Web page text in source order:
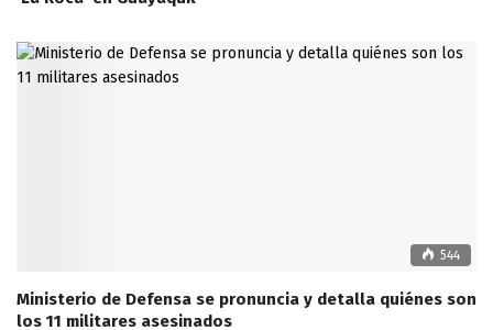
544
Ministerio de Defensa se pronuncia y detalla quiénes son
los 11 militares asesinados